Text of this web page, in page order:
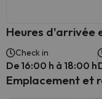
Heures d'arrivée
Check in
De 16:00 h à 18:00 h
Emplacement et